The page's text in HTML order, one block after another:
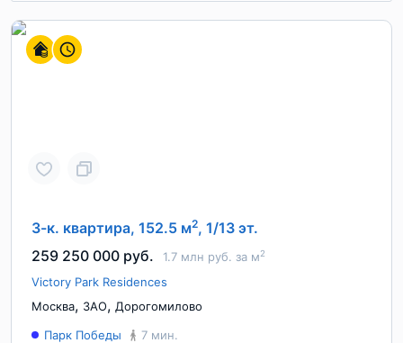
3-к. квартира, 152.5 м2, 1/13 эт.
259 250 000 руб.
1.7 млн руб. за м2
Victory Park Residences
Москва, ЗАО, Дорогомилово
Парк Победы
7 мин.